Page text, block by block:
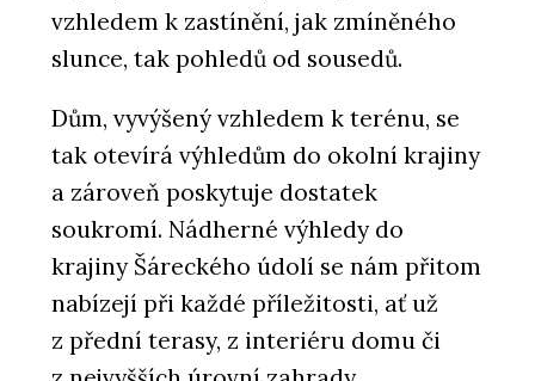
Kde v olympijském Livignu po sportu
zrelaxovat? Ve wellness s českou
stopou
vzhledem k zastínění, jak zmíněného
slunce, tak pohledů od sousedů.
Dům, vyvýšený vzhledem k terénu, se
tak otevírá výhledům do okolní krajiny
a zároveň poskytuje dostatek
soukromí. Nádherné výhledy do
krajiny Šáreckého údolí se nám přitom
nabízejí při každé příležitosti, ať už
z přední terasy, z interiéru domu či